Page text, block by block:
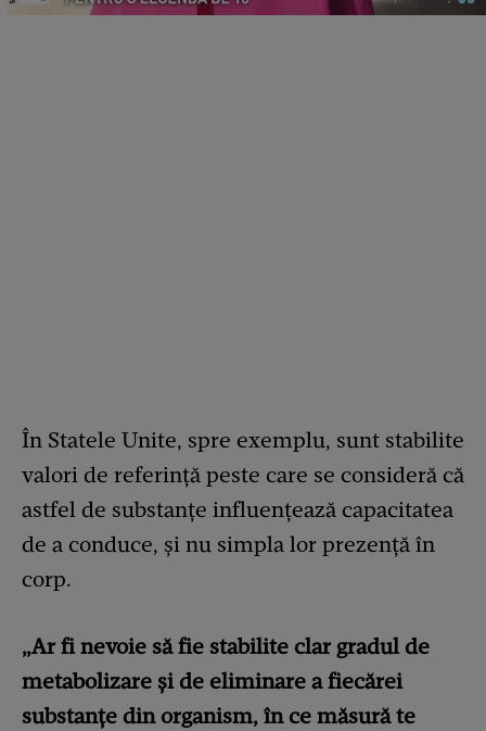
În Statele Unite, spre exemplu, sunt stabilite
valori de referință peste care se consideră că
astfel de substanțe influențează capacitatea
de a conduce, și nu simpla lor prezență în
corp.
„Ar fi nevoie să fie stabilite clar gradul de
metabolizare și de eliminare a fiecărei
substanțe din organism, în ce măsură te